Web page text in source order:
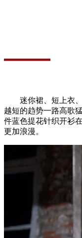
迷你裙、短上衣、
越短的趋势一路高歌
件蓝色提花针织开衫
更加浪漫。